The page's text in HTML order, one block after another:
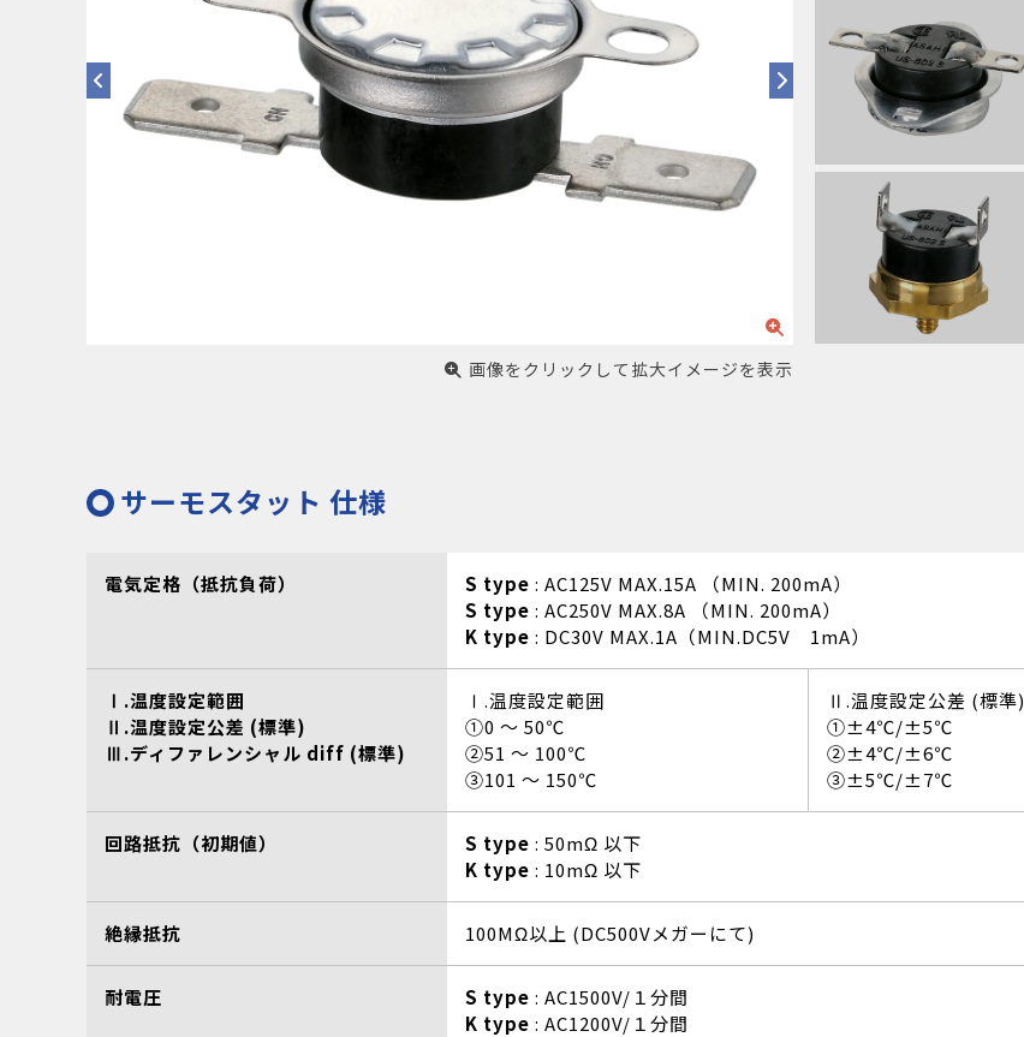
画像をクリックして拡大イメージを表示
サーモスタット 仕様
電気定格（抵抗負荷） S type : AC125V MAX.15A （MIN. 200mA）
S type : AC250V MAX.8A （MIN. 200mA）
K type : DC30V MAX.1A（MIN.DC5V 1mA）
Ⅰ.温度設定範囲
Ⅱ.温度設定公差 (標準)
Ⅲ.ディファレンシャル diff (標準)
Ⅰ.温度設定範囲
①0 ～ 50℃
②51 ～ 100℃
③101 ～ 150℃
Ⅱ.温度設定公差 (標準)
①±4℃/±5℃
②±4℃/±6℃
③±5℃/±7℃
回路抵抗（初期値） S type : 50mΩ 以下
K type : 10mΩ 以下
絶縁抵抗 100MΩ以上 (DC500Vメガーにて)
耐電圧 S type : AC1500V/１分間
K type : AC1200V/１分間